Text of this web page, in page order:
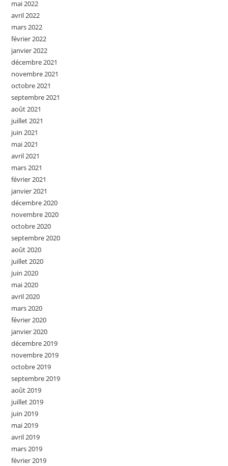
mai 2022
avril 2022
mars 2022
février 2022
janvier 2022
décembre 2021
novembre 2021
octobre 2021
septembre 2021
août 2021
juillet 2021
juin 2021
mai 2021
avril 2021
mars 2021
février 2021
janvier 2021
décembre 2020
novembre 2020
octobre 2020
septembre 2020
août 2020
juillet 2020
juin 2020
mai 2020
avril 2020
mars 2020
février 2020
janvier 2020
décembre 2019
novembre 2019
octobre 2019
septembre 2019
août 2019
juillet 2019
juin 2019
mai 2019
avril 2019
mars 2019
février 2019